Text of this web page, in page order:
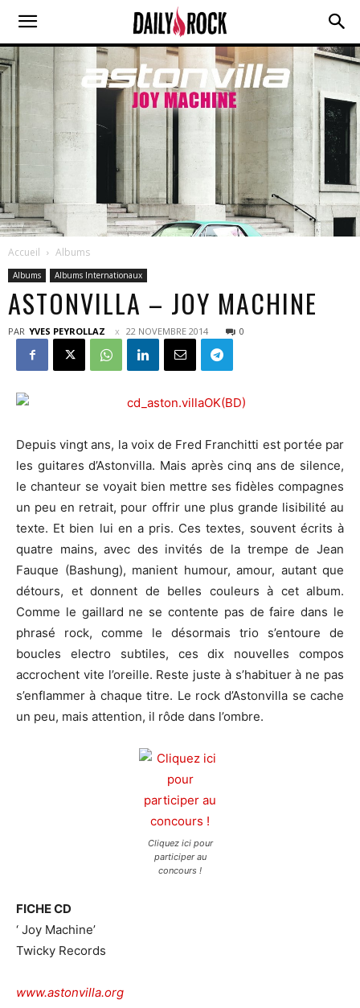
Accueil Albums
Albums Albums Internationaux
ASTONVILLA – JOY MACHINE
PAR YVES PEYROLLAZ 22 NOVEMBRE 2014 0
Depuis vingt ans, la voix de Fred Franchitti est portée par
les guitares d’Astonvilla. Mais après cinq ans de silence,
le chanteur se voyait bien mettre ses fidèles compagnes
un peu en retrait, pour offrir une plus grande lisibilité au
texte. Et bien lui en a pris. Ces textes, souvent écrits à
quatre mains, avec des invités de la trempe de Jean
Fauque (Bashung), manient humour, amour, autant que
détours, et donnent de belles couleurs à cet album.
Comme le gaillard ne se contente pas de faire dans le
phrasé rock, comme le désormais trio s’entoure de
boucles electro subtiles, ces dix nouvelles compos
accrochent vite l’oreille. Reste juste à s’habituer à ne pas
s’enflammer à chaque titre. Le rock d’Astonvilla se cache
un peu, mais attention, il rôde dans l’ombre.
Cliquez ici pour
participer au
concours !
FICHE CD
‘ Joy Machine’
Twicky Records
www.astonvilla.org